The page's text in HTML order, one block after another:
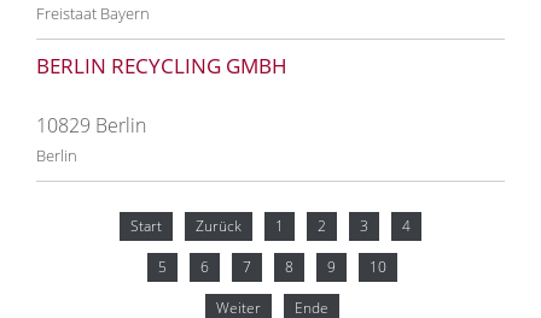
Freistaat Bayern
BERLIN RECYCLING GMBH
10829 Berlin
Berlin
Start Zurück 1 2 3 4
5 6 7 8 9 10
Weiter Ende